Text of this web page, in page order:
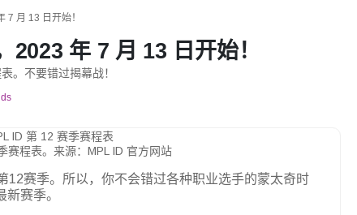
7 月 13 日开始！
年 7 月 13 日开始！
。不要错过揭幕战！
赛程表。来源：MPL ID 官方网站
12赛季。所以，你不会错过各种职业选手的蒙太奇时
赛季。